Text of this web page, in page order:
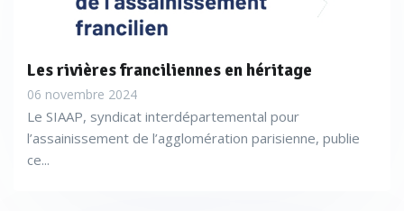
Les rivières franciliennes en héritage
06 novembre 2024
Le SIAAP, syndicat interdépartemental pour
l’assainissement de l’agglomération parisienne, publie
ce...